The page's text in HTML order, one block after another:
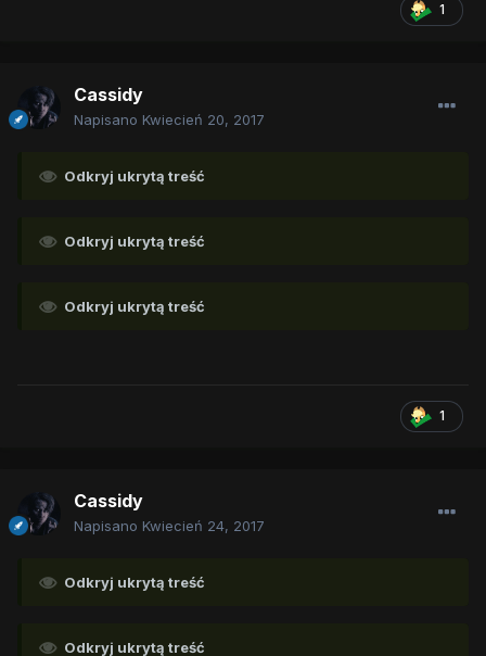
1
Cassidy
Napisano Kwiecień 20, 2017
Odkryj ukrytą treść
Odkryj ukrytą treść
Odkryj ukrytą treść
1
Cassidy
Napisano Kwiecień 24, 2017
Odkryj ukrytą treść
Odkryj ukrytą treść